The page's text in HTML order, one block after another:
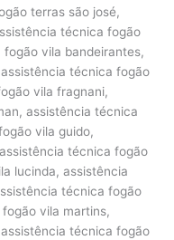
terras são josé,
técnica fogão
vila bandeirantes,
técnica fogão
vila fragnani,
assistência técnica
vila guido,
técnica fogão
lucinda, assistência
técnica fogão
vila martins,
técnica fogão